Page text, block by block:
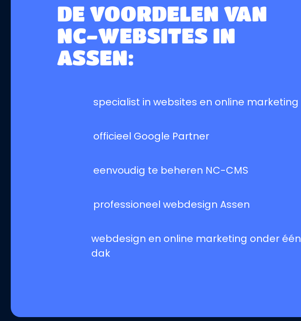
DE VOORDELEN VAN
NC-WEBSITES IN
ASSEN:
specialist in websites en online marketing
officieel Google Partner
eenvoudig te beheren NC-CMS
professioneel webdesign Assen
webdesign en online marketing onder één
dak